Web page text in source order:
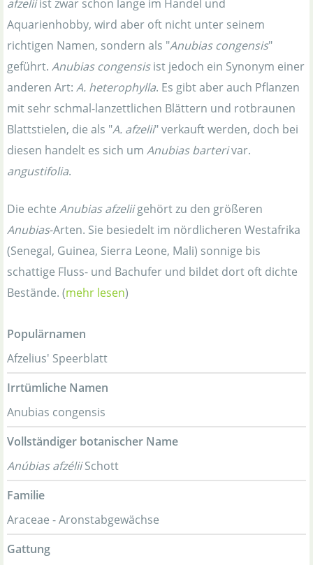
afzeliiist zwar schon lange im Handel und
Aquarienhobby, wird aber oft nicht unter seinem
richtigen Namen, sondern als "Anubias congensis"
geführt. Anubias congensisist jedoch ein Synonym einer
anderen Art: A. heterophylla. Es gibt aber auch Pflanzen
mit sehr schmal-lanzettlichen Blättern und rotbraunen
Blattstielen, die als "A. afzelii" verkauft werden, doch bei
diesen handelt es sich um Anubias barterivar.
angustifolia.
Die echte Anubias afzeliigehört zu den größeren
Anubias-Arten. Sie besiedelt im nördlicheren Westafrika
(Senegal, Guinea, Sierra Leone, Mali) sonnige bis
schattige Fluss- und Bachufer und bildet dort oft dichte
Bestände. (mehr lesen)
Populärnamen
Afzelius' Speerblatt
Irrtümliche Namen
Anubias congensis
Vollständiger botanischer Name
Anúbias afzéliiSchott
Familie
Araceae - Aronstabgewächse
Gattung